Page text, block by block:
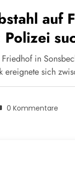
auf
in
ereignete sich
0 Kommentare